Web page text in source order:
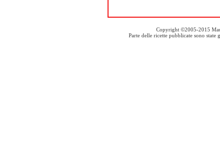
Copyright ©2005-2015
Parte delle ricette pubblicate sono state